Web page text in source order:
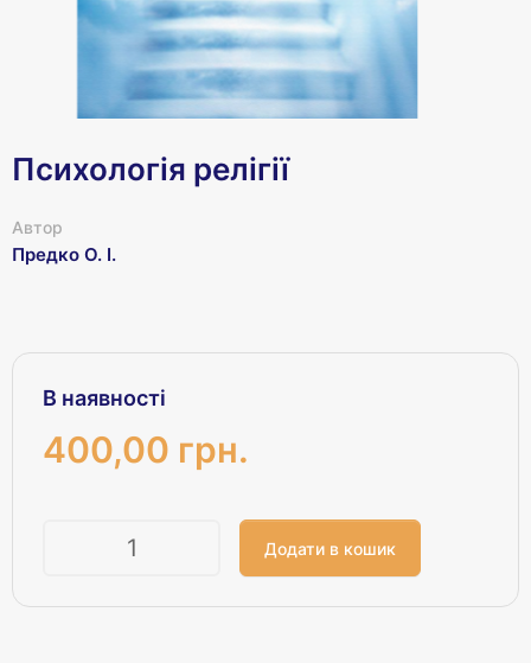
Психологія релігії
Автор
Предко О. І.
В наявності
400,00 грн.